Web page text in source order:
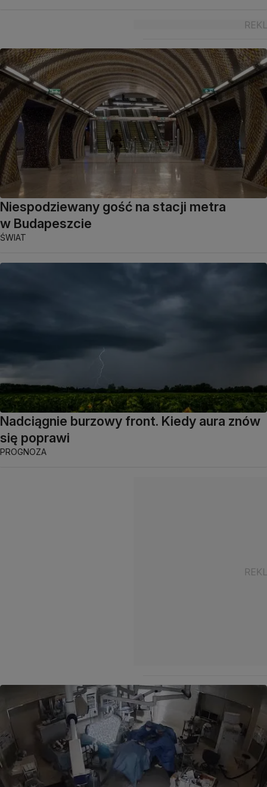
Niespodziewany gość na stacji metra
w Budapeszcie
ŚWIAT
Nadciągnie burzowy front. Kiedy aura znów
się poprawi
PROGNOZA